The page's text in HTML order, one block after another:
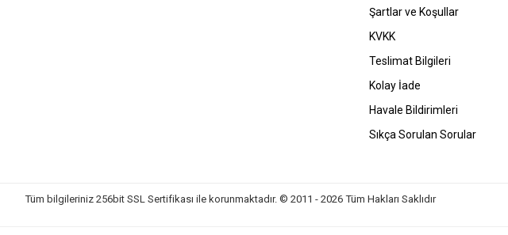
Şartlar ve Koşullar
KVKK
Teslimat Bilgileri
Kolay İade
Havale Bildirimleri
Sıkça Sorulan Sorular
Tüm bilgileriniz 256bit SSL Sertifikası ile korunmaktadır. © 2011 - 2026 Tüm Hakları Saklıdır